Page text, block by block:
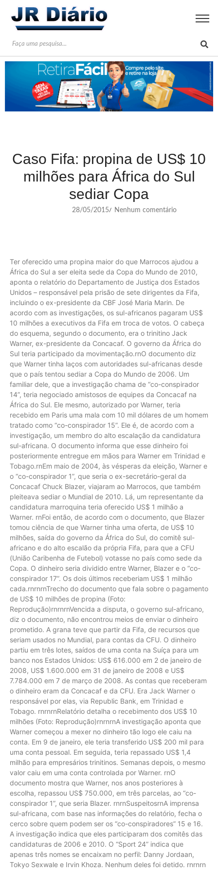
Caso Fifa: propina de US$ 10
milhões para África do Sul
sediar Copa
28/05/2015/ Nenhum comentário
Ter oferecido uma propina maior do que Marrocos ajudou a
África do Sul a ser eleita sede da Copa do Mundo de 2010,
aponta o relatório do Departamento de Justiça dos Estados
Unidos – responsável pela prisão de sete dirigentes da Fifa,
incluindo o ex-presidente da CBF José Maria Marin. De
acordo com as investigações, os sul-africanos pagaram US$
10 milhões a executivos da Fifa em troca de votos. O cabeça
do esquema, segundo o documento, era o trinitino Jack
Warner, ex-presidente da Concacaf. O governo da África do
Sul teria participado da movimentação.rnO documento diz
que Warner tinha laços com autoridades sul-africanas desde
que o país tentou sediar a Copa do Mundo de 2006. Um
familiar dele, que a investigação chama de “co-conspirador
14”, teria negociado amistosos de equipes da Concacaf na
África do Sul. Ele mesmo, autorizado por Warner, teria
recebido em Paris uma mala com 10 mil dólares de um homem
tratado como “co-conspirador 15”. Ele é, de acordo com a
investigação, um membro do alto escalação da candidatura
sul-africana. O documento informa que esse dinheiro foi
posteriormente entregue em mãos para Warner em Trinidad e
Tobago.rnEm maio de 2004, às vésperas da eleição, Warner e
o “co-conspirador 1”, que seria o ex-secretário-geral da
Concacaf Chuck Blazer, viajaram ao Marrocos, que também
pleiteava sediar o Mundial de 2010. Lá, um representante da
candidatura marroquina teria oferecido US$ 1 milhão a
Warner. rnFoi então, de acordo com o documento, que Blazer
tomou ciência de que Warner tinha uma oferta, de US$ 10
milhões, saída do governo da África do Sul, do comitê sul-
africano e do alto escalão da própria Fifa, para que a CFU
(União Caribenha de Futebol) votasse no país como sede da
Copa. O dinheiro seria dividido entre Warner, Blazer e o “co-
conspirador 17”. Os dois últimos receberiam US$ 1 milhão
cada.rnrnrnTrecho do documento que fala sobre o pagamento
de US$ 10 milhões de propina (Foto:
Reprodução)rnrnrnVencida a disputa, o governo sul-africano,
diz o documento, não encontrou meios de enviar o dinheiro
prometido. A grana teve que partir da Fifa, de recursos que
seriam usados no Mundial, para contas da CFU. O dinheiro
partiu em três lotes, saídos de uma conta na Suíça para um
banco nos Estados Unidos: US$ 616.000 em 2 de janeiro de
2008, US$ 1.600.000 em 31 de janeiro de 2008 e US$
7.784.000 em 7 de março de 2008. As contas que receberam
o dinheiro eram da Concacaf e da CFU. Era Jack Warner o
responsável por elas, via Republic Bank, em Trinidad e
Tobago. rnrnrnRelatório detalha o recebimento dos US$ 10
milhões (Foto: Reprodução)rnrnrnA investigação aponta que
Warner começou a mexer no dinheiro tão logo ele caiu na
conta. Em 9 de janeiro, ele teria transferido US$ 200 mil para
uma conta pessoal. Em seguida, teria repassado US$ 1,4
milhão para empresários trinitinos. Semanas depois, o mesmo
valor caiu em uma conta controlada por Warner. rnO
documento mostra que Warner, nos anos posteriores à
escolha, repassou US$ 750.000, em três parcelas, ao “co-
conspirador 1”, que seria Blazer. rnrnSuspeitosrnA imprensa
sul-africana, com base nas informações do relatório, fecha o
cerco sobre quem podem ser os “co-conspiradores” 15 e 16.
A investigação indica que eles participaram dos comitês das
candidaturas de 2006 e 2010. O “Sport 24” indica que
apenas três nomes se encaixam no perfil: Danny Jordaan,
Tokyo Sexwale e Irvin Khoza. Nenhum deles foi detido. rnrnrn